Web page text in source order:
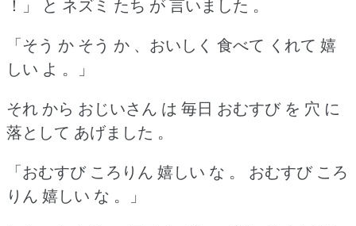
！」 と ネズミ たち が 言いました 。
「そう か そう か 、おいしく 食べて くれて 嬉
しい よ 。」
それ から おじいさん は 毎日 おむすび を 穴 に
落として あげました 。
「おむすび ころりん 嬉しい な 。
おむすび ころ
りん 嬉しい な 。」